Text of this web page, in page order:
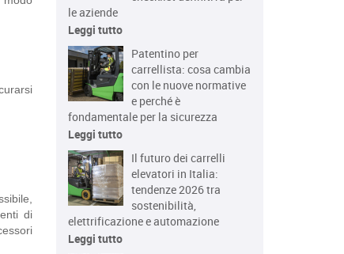
di
le aziende
Leggi tutto
Patentino per
carrellista: cosa cambia
con le nuove normative
e perché è
fondamentale per la sicurezza
Leggi tutto
Il futuro dei carrelli
elevatori in Italia:
tendenze 2026 tra
sostenibilità,
elettrificazione e automazione
Leggi tutto